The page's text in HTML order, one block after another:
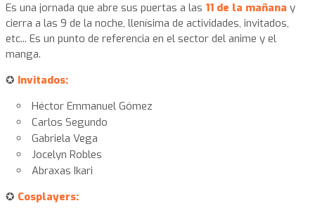
Es una jornada que abre sus puertas a las 11 de la mañana y
cierra a las 9 de la noche, llenísima de actividades, invitados,
etc... Es un punto de referencia en el sector del anime y el
manga.
✪ Invitados:
Héctor Emmanuel Gómez
Carlos Segundo
Gabriela Vega
Jocelyn Robles
Abraxas Ikari
✪ Cosplayers: